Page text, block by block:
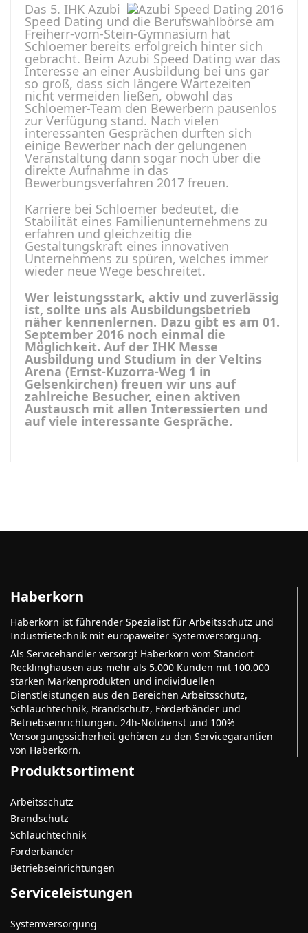
Das 5. IHK Azubi
Speed Dating und die Berufswahlbörse am
Freiherr-vom-Stein-Gymnasium hat
Schloemer bereits erfolgreich hinter sich
gebracht. Beim Azubi Speed Dating war das
Interesse an einer Ausbildung bei uns gar
so groß, dass sich längere Wartezeiten
nicht vermeiden ließen, obwohl das
Schloemer-Team den Bewerbern pausenlos
zur Verfügung stand. Nach vielen
interessanten Gesprächen durften sich
einige Bewerber nach der gelungenen
Veranstaltung dann sogar noch über die
direkte Aufnahme in das
Bewerbungsverfahren 2017 freuen.
Karriere bei Schloemer bedeutet, die
Stabilität eines Familienunternehmens zu
erfahren und gleichzeitig die
Gestaltungskraft eines innovativen
Unternehmens zu spüren, welches immer
wieder neue Wege beschreitet.
Wer leistungsstark, aktiv und zuverlässig
ist, sollte uns als Ausbildungsbetrieb
näher kennenlernen. Dazu gibt es am 01.
September 2016 noch einmal die
Möglichkeit. Auf der IHK Messe
Ausbildung und Studium in der Veltins
Arena (Ernst-Kuzorra-Weg 1 in
Gelsenkirchen) freuen wir uns auf
zahlreiche Besucher, einen aktiven
Austausch mit allen Interessierten und
auf viele interessante Gespräche.
Haberkorn
Haberkorn ist führender Spezialist für Arbeitsschutz und
Industrietechnik mit europaweiter Systemversorgung.
Als Servicehändler versorgt Haberkorn vom Standort
Recklinghausen aus mehr als 5.000 Kunden mit 100.000
starken Markenprodukten und individuellen
Dienstleistungen aus den Bereichen Arbeitsschutz,
Schlauchtechnik, Brandschutz, Förderbänder und
Betriebseinrichtungen. 24h-Notdienst und 100%
Versorgungssicherheit gehören zu den Servicegarantien
von Haberkorn.
Produktsortiment
Arbeitsschutz
Brandschutz
Schlauchtechnik
Förderbänder
Betriebseinrichtungen
Serviceleistungen
Systemversorgung